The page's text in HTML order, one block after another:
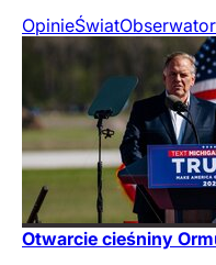
OpinieŚwiat
Otwarcie cieśniny